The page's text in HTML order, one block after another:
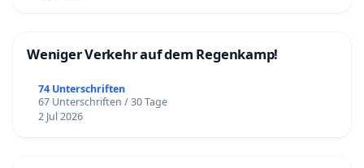
Weniger Verkehr auf dem Regenkamp!
74 Unterschriften
67 Unterschriften / 30 Tage
2 Jul 2026